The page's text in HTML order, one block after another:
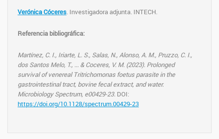
Verónica Cóceres. Investigadora adjunta. INTECH.
Referencia bibliográfica:
Martínez, C. I., Iriarte, L. S., Salas, N., Alonso, A. M., Pruzzo, C. I.,
dos Santos Melo, T., ... & Coceres, V. M. (2023). Prolonged
survival of venereal Tritrichomonas foetus parasite in the
gastrointestinal tract, bovine fecal extract, and water.
Microbiology Spectrum, e00429-23. DOI:
https://doi.org/10.1128/spectrum.00429-23